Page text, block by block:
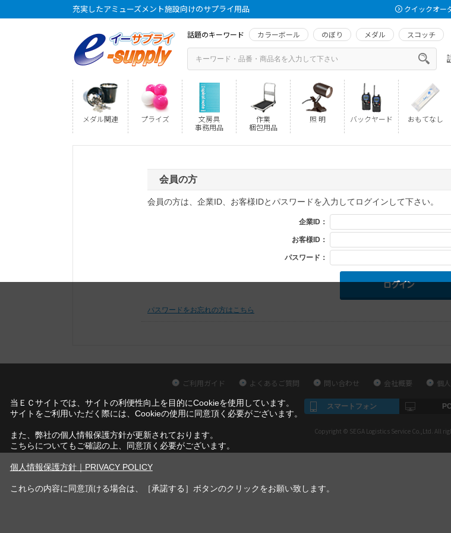
充実したアミューズメント施設向けのサプライ用品 クイックオー
話題のキーワード カラーボール のぼり メダル スコッチ
メダル関連 プライズ
文房具
事務用品
作業
梱包用品
照 明 バックヤード おもてなし
会員の方
会員の方は、企業ID、お客様IDとパスワードを入力してログインして下さい。
企業ID：
お客様ID：
パスワード：
パスワードをお忘れの方はこちら
ご利用ガイド よくあるご質問 問い合わせ 会社概要 個
スマートフォン PC
Copyright © SEGA Logistics Service Co.,Ltd. All
当ＥＣサイトでは、サイトの利便性向上を目的にCookieを使用しています。
サイトをご利用いただく際には、Cookieの使用に同意頂く必要がございます。
また、弊社の個人情報保護方針が更新されております。
こちらについてもご確認の上、同意頂く必要がございます。
個人情報保護方針｜PRIVACY POLICY
これらの内容に同意頂ける場合は、［承諾する］ボタンのクリックをお願い致します。